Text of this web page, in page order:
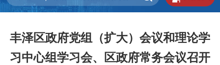
丰泽区政府党组（扩大）会议和理论学
习中心组学习会、区政府常务会议召开